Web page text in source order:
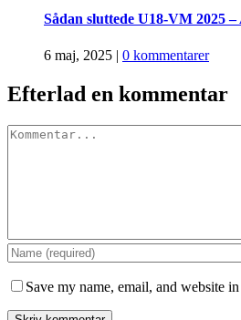
Sådan sluttede U18-VM 2025
6 maj, 2025 | 0 kommentarer
Efterlad en kommentar
Comment
Save my name, email, and website